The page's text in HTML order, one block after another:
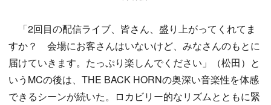
「2回目の配信ライブ、皆さん、盛り上がってくれてま
すか？ 会場にお客さんはいないけど、みなさんのもとに
届けていきます。たっぷり楽しんでください」（松田）と
いうMCの後は、THE BACK HORNの奥深い音楽性を体感
できるシーンが続いた。ロカビリー的なリズムとともに緊